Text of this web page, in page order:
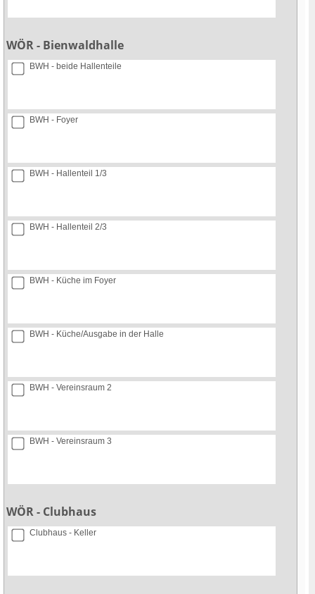
WÖR - Bienwaldhalle
BWH - beide Hallenteile
BWH - Foyer
BWH - Hallenteil 1/3
BWH - Hallenteil 2/3
BWH - Küche im Foyer
BWH - Küche/Ausgabe in der Halle
BWH - Vereinsraum 2
BWH - Vereinsraum 3
WÖR - Clubhaus
Clubhaus - Keller